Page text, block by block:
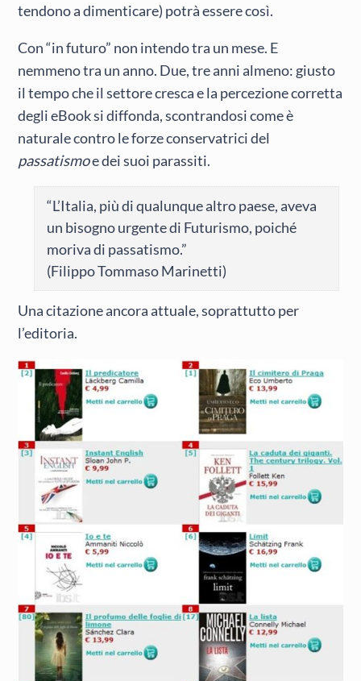
tendono a dimenticare) potrà essere così.
Con “in futuro” non intendo tra un mese. E
nemmeno tra un anno. Due, tre anni almeno: giusto
il tempo che il settore cresca e la percezione corretta
degli eBook si diffonda, scontrandosi come è
naturale contro le forze conservatrici del
passatismoe dei suoi parassiti.
“L’Italia, più di qualunque altro paese, aveva
un bisogno urgente di Futurismo, poiché
moriva di passatismo.”
(Filippo Tommaso Marinetti)
Una citazione ancora attuale, soprattutto per
l’editoria.